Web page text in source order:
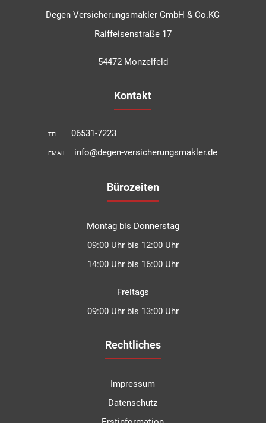
Degen Versicherungsmakler GmbH & Co.KG
Raiffeisenstraße 17
54472 Monzelfeld
Kontakt
TEL 06531-7223
EMAIL info@degen-versicherungsmakler.de
Bürozeiten
Montag bis Donnerstag
09:00 Uhr bis 12:00 Uhr
14:00 Uhr bis 16:00 Uhr
Freitags
09:00 Uhr bis 13:00 Uhr
Rechtliches
Impressum
Datenschutz